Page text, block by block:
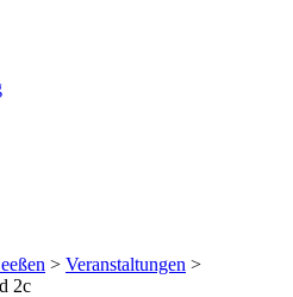
> Veranstaltungen >
2c